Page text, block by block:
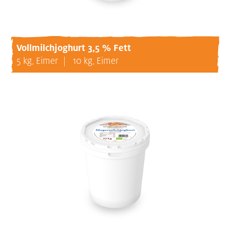
Vollmilchjoghurt 3,5 % Fett
5 kg, Eimer 10 kg, Eimer